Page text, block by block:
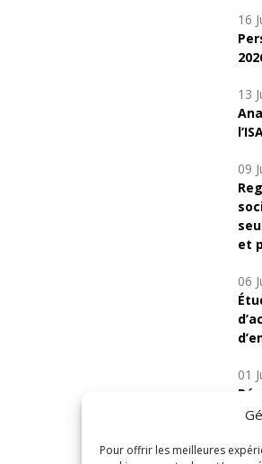
Pour offrir les meilleures
16
13
09
et
06
01